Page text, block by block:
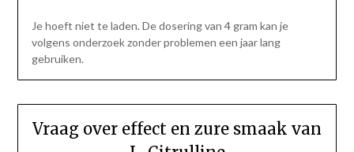
Je hoeft niet te laden. De dosering van 4 gram kan je
volgens onderzoek zonder problemen een jaar lang
gebruiken.
Vraag over effect en zure smaak van